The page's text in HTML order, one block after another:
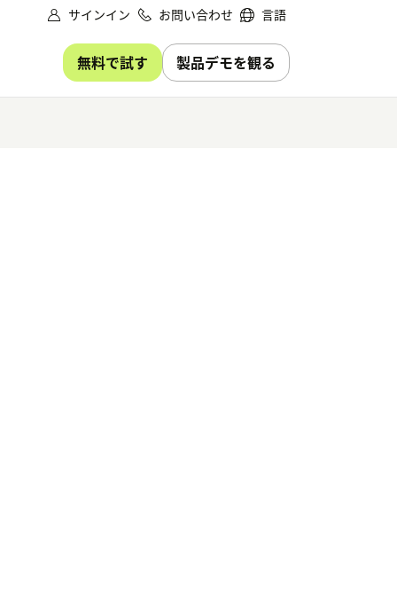
サインイン お問い合わせ 言語
無料で試す 製品デモを観る